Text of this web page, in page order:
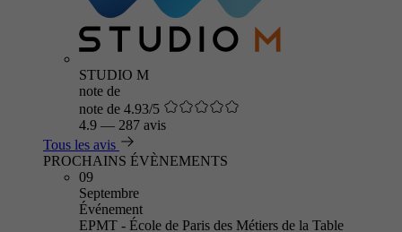
STUDIO M
note de
note de 4.93/5
4.9 — 287 avis
Tous les avis
PROCHAINS ÉVÈNEMENTS
09
Septembre
Événement
EPMT - École de Paris des Métiers de la Table